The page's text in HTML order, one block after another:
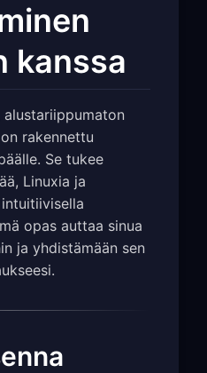
kanssa
alustariippumaton
rakennettu
Se tukee
Linuxia ja
opas auttaa sinua
ja yhdistämään sen